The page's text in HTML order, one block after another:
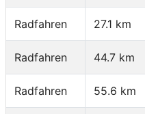
Radfahren 27.1 km
Radfahren 44.7 km
Radfahren 55.6 km